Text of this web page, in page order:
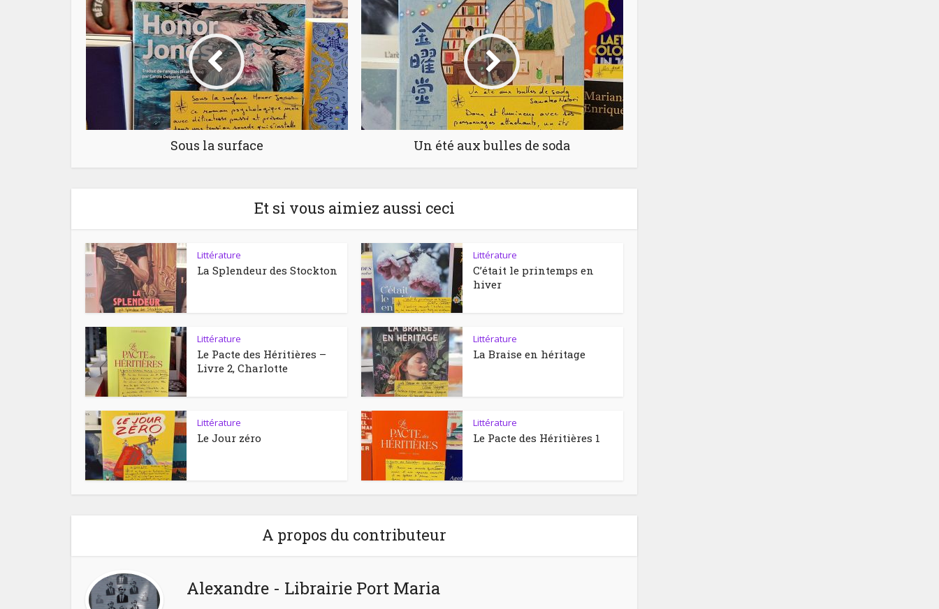
Sous la surface Un été aux bulles de soda
Et si vous aimiez aussi ceci
Littérature
La Splendeur des Stockton
Littérature
C’était le printemps en
hiver
Littérature
Le Pacte des Héritières –
Livre 2, Charlotte
Littérature
La Braise en héritage
Littérature
Le Jour zéro
Littérature
Le Pacte des Héritières 1
A propos du contributeur
Alexandre - Librairie Port Maria